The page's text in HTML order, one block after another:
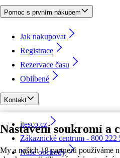
Nastavení soukromí a
My a našich 18 partnerů používáme
Pomoc s prvním nákupem
Jak nakupovat
Registrace
Rezervace času
Oblíbené
Kontakt
itesco.cz
Zákaznické centrum - 800 222
Naše obchody